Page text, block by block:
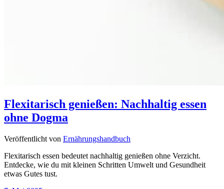
Flexitarisch genießen: Nachhaltig essen
ohne Dogma
Veröffentlicht von Ernährungshandbuch
Flexitarisch essen bedeutet nachhaltig genießen ohne Verzicht.
Entdecke, wie du mit kleinen Schritten Umwelt und Gesundheit
etwas Gutes tust.